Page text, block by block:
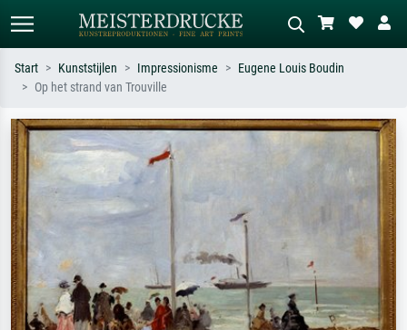
Zoek op kunstenaar, titel of stijl – bijv.
Monet, Sterrennacht, impressionisme,
Hokusai-golf, naakt.
Beschrijf de scène – bijv. groene
olieverfschilderij, staand naakt naast
Start Kunststijlen Impressionisme
Eugene Louis Boudin
Op het strand van Trouville